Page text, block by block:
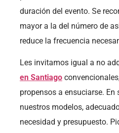
duración del evento. Se
mayor a la del número de
reduce la frecuencia
Les invitamos igual a no
en Santiago
propensos a ensuciarse. En
nuestros modelos,
necesidad y presupuesto.